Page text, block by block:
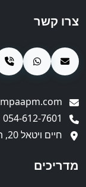
צרו קשר
חיים ויטאל 20, תל אביב
מדריכים